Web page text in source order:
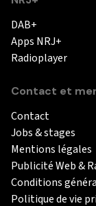
DAB+
Apps NRJ+
Radioplayer
Contact et
Contact
Jobs & stages
Mentions légales
Publicité Web &
Conditions
Politique de vie